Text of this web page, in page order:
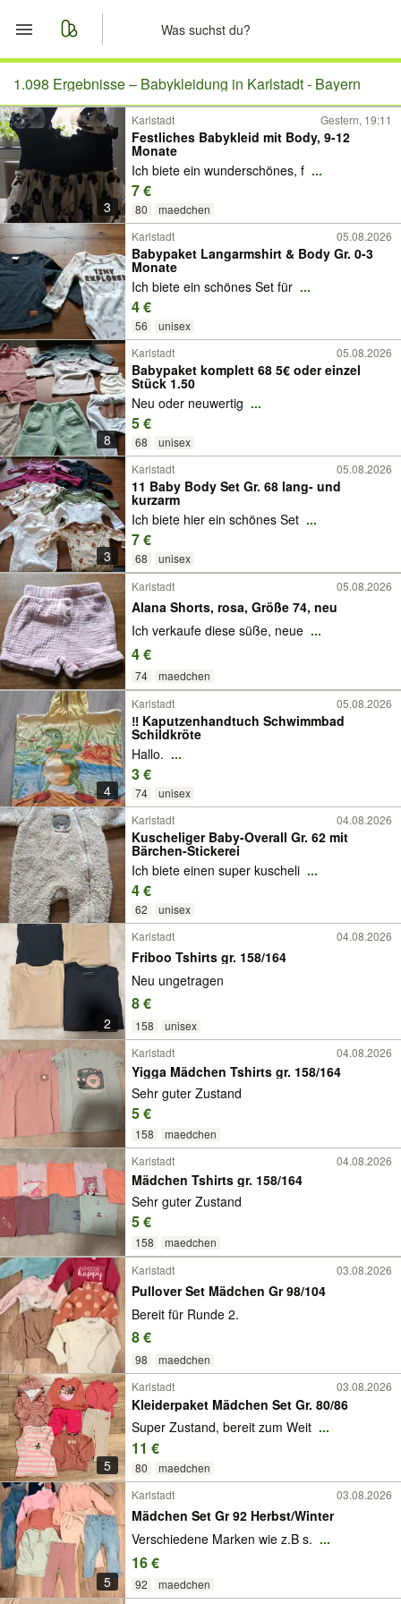
Start
Merkliste
Nachrichten
Anzeige aufgeben
1.098 Ergebnisse – Babykleidung in Karlstadt - Bayern
3
Karlstadt Gestern, 19:11
Festliches Babykleid mit Body, 9-12
Monate
Ich biete ein wunderschönes, f ...
7 €
80
maedchen
Karlstadt
05.08.2026
Babypaket Langarmshirt & Body Gr. 0-3
Monate
Ich biete ein schönes Set für ...
4 €
56 unisex
8
Karlstadt 05.08.2026
Babypaket komplett 68 5€ oder einzel
Stück 1.50
Neu oder neuwertig ...
5 €
68 unisex
3
Karlstadt 05.08.2026
11 Baby Body Set Gr. 68 lang- und
kurzarm
Ich biete hier ein schönes Set ...
7 €
68
unisex
Karlstadt
05.08.2026
Alana Shorts, rosa, Größe 74, neu
Ich verkaufe diese süße, neue ...
4 €
74 maedchen
4
Karlstadt 05.08.2026
‼️ Kaputzenhandtuch Schwimmbad
Schildkröte
Hallo. ...
3 €
74
unisex
Karlstadt
04.08.2026
Kuscheliger Baby-Overall Gr. 62 mit
Bärchen-Stickerei
Ich biete einen super kuscheli ...
4 €
62 unisex
2
Karlstadt 04.08.2026
Friboo Tshirts gr. 158/164
Neu ungetragen
8 €
158
unisex
Karlstadt
04.08.2026
Yigga Mädchen Tshirts gr. 158/164
Sehr guter Zustand
5 €
158
maedchen
Karlstadt
04.08.2026
Mädchen Tshirts gr. 158/164
Sehr guter Zustand
5 €
158
maedchen
Karlstadt
03.08.2026
Pullover Set Mädchen Gr 98/104
Bereit für Runde 2.
8 €
98 maedchen
5
Karlstadt 03.08.2026
Kleiderpaket Mädchen Set Gr. 80/86
Super Zustand, bereit zum Weit ...
11 €
80 maedchen
5
Karlstadt 03.08.2026
Mädchen Set Gr 92 Herbst/Winter
Verschiedene Marken wie z.B s. ...
16 €
92
maedchen